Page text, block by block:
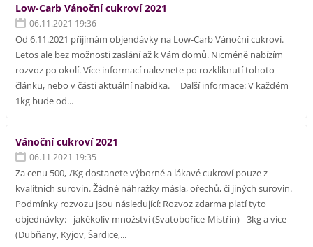
Low-Carb Vánoční cukroví 2021
06.11.2021 19:36
Od 6.11.2021 přijímám objendávky na Low-Carb Vánoční cukroví.
Letos ale bez možnosti zaslání až k Vám domů. Nicméně nabízím
rozvoz po okolí. Více informací naleznete po rozkliknutí tohoto
článku, nebo v části aktuální nabídka. Další informace: V každém
1kg bude od...
Vánoční cukroví 2021
06.11.2021 19:35
Za cenu 500,-/Kg dostanete výborné a lákavé cukroví pouze z
kvalitních surovin. Žádné náhražky másla, ořechů, či jiných surovin.
Podmínky rozvozu jsou následující: Rozvoz zdarma platí tyto
objednávky: - jakékoliv množství (Svatobořice-Mistřín) - 3kg a více
(Dubňany, Kyjov, Šardice,...